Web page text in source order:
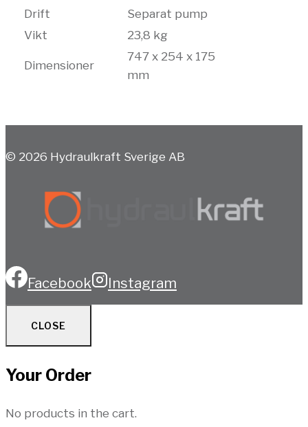
Drift
Separat pump
Vikt
23,8 kg
Dimensioner
747 x 254 x 175
mm
© 2026 Hydraulkraft Sverige AB
Facebook Instagram
CLOSE
Your Order
No products in the cart.